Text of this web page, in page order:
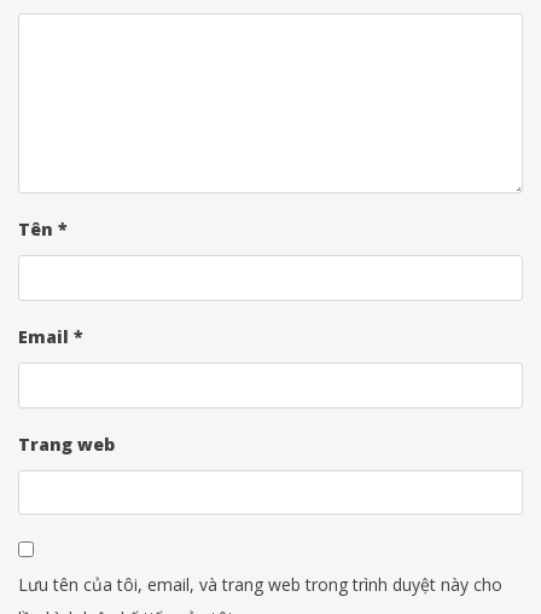
Tên *
Email *
Trang web
Lưu tên của tôi, email, và trang web trong trình duyệt này cho